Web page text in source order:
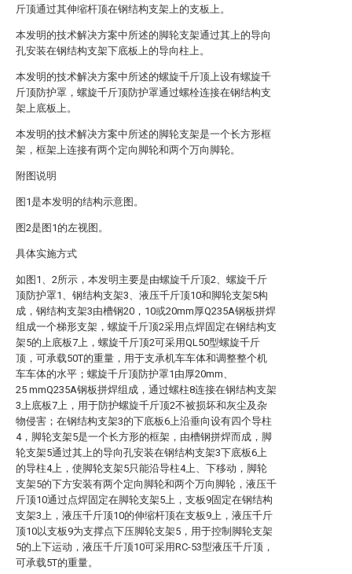
斤顶通过其伸缩杆顶在钢结构支架上的支板上。
本发明的技术解决方案中所述的脚轮支架通过其上的导向
孔安装在钢结构支架下底板上的导向柱上。
本发明的技术解决方案中所述的螺旋千斤顶上设有螺旋千
斤顶防护罩，螺旋千斤顶防护罩通过螺栓连接在钢结构支
架上底板上。
本发明的技术解决方案中所述的脚轮支架是一个长方形框
架，框架上连接有两个定向脚轮和两个万向脚轮。
附图说明
图1是本发明的结构示意图。
图2是图1的左视图。
具体实施方式
如图1、2所示，本发明主要是由螺旋千斤顶2、螺旋千斤
顶防护罩1、钢结构支架3、液压千斤顶10和脚轮支架5构
成，钢结构支架3由槽钢20，10或20mm厚Q235A钢板拼焊
组成一个梯形支架，螺旋千斤顶2采用点焊固定在钢结构支
架5的上底板7上，螺旋千斤顶2可采用QL50型螺旋千斤
顶，可承载50T的重量，用于支承机车车体和调整整个机
车车体的水平；螺旋千斤顶防护罩1由厚20mm、
25 mmQ235A钢板拼焊组成，通过螺柱8连接在钢结构支架
3上底板7上，用于防护螺旋千斤顶2不被损坏和灰尘及杂
物侵害；在钢结构支架3的下底板6上沿垂向设有四个导柱
4，脚轮支架5是一个长方形的框架，由槽钢拼焊而成，脚
轮支架5通过其上的导向孔安装在钢结构支架3下底板6上
的导柱4上，使脚轮支架5只能沿导柱4上、下移动，脚轮
支架5的下方安装有两个定向脚轮和两个万向脚轮，液压千
斤顶10通过点焊固定在脚轮支架5上，支板9固定在钢结构
支架3上，液压千斤顶10的伸缩杆顶在支板9上，液压千斤
顶10以支板9为支撑点下压脚轮支架5，用于控制脚轮支架
5的上下运动，液压千斤顶10可采用RC-53型液压千斤顶，
可承载5T的重量。